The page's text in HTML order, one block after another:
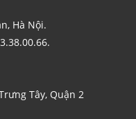
Hà Nội.
Tây, Quận 2